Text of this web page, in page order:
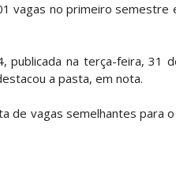
vagas no primeiro semestre
publicada na terça-feira, 31
a pasta, em nota.
de vagas semelhantes para